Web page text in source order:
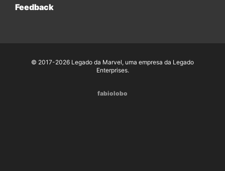
Feedback
© 2017-2026 Legado da Marvel, uma empresa da Legado
Enterprises.
fabiolobo